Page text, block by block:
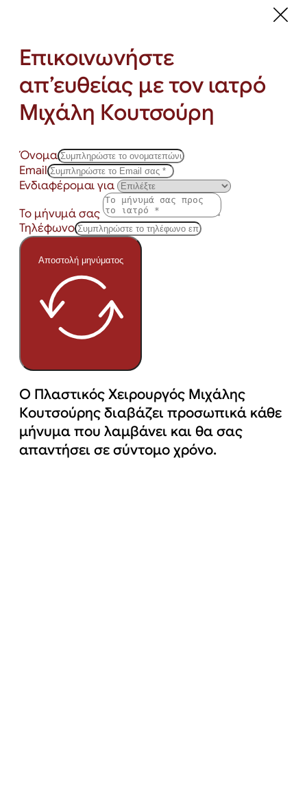
Επικοινωνήστε
απ’ευθείας με τον ιατρό
Μιχάλη Κουτσούρη
Όνομα
Email
Ενδιαφέρομαι για
Το μήνυμά σας
Τηλέφωνο
Αποστολή μηνύματος
Ο Πλαστικός Χειρουργός Μιχάλης
Κουτσούρης διαβάζει προσωπικά κάθε
μήνυμα που λαμβάνει και θα σας
απαντήσει σε σύντομο χρόνο.